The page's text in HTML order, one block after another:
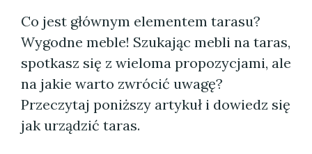
Co jest głównym elementem tarasu?
Wygodne meble! Szukając mebli na taras,
spotkasz się z wieloma propozycjami, ale
na jakie warto zwrócić uwagę?
Przeczytaj poniższy artykuł i dowiedz się
jak urządzić taras.